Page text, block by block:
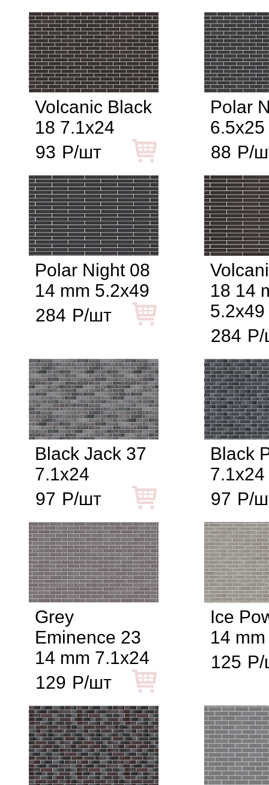
Volcanic Black
18 7.1x24
93 Р/шт
Polar
6.5x25
88 Р/
Polar Night 08
14 mm 5.2x49
284 Р/шт
18 14
5.2x49
284 Р/
Black Jack 37
7.1x24
97 Р/шт
Black
7.1x24
97 Р/
Grey
Eminence 23
14 mm 7.1x24
129 Р/шт
Ice
14
125 Р/